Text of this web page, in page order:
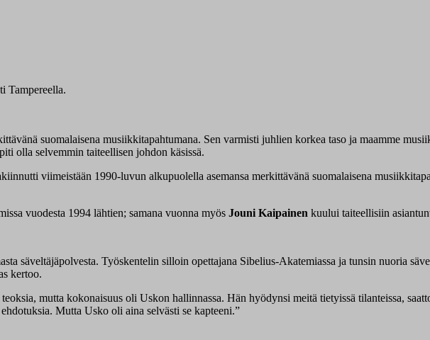
suomalaisena musiikkitapahtumana. Sen varmisti juhlien korkea taso ja maamme
olla selvemmin taiteellisen johdon käsissä.
viimeistään 1990-luvun alkupuolella asemansa merkittävänä suomalaisena
vuodesta 1994 lähtien; samana vuonna myös Jouni Kaipainen kuului taiteellisiin
säveltäjäpolvesta. Työskentelin silloin opettajana Sibelius-Akatemiassa ja tunsin nuoria
kertoo.
mutta kokonaisuus oli Uskon hallinnassa. Hän hyödynsi meitä tietyissä tilanteissa,
Mutta Usko oli aina selvästi se kapteeni.”